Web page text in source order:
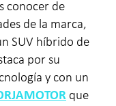
conocer de
de la marca,
SUV híbrido de
por su
y con un
que